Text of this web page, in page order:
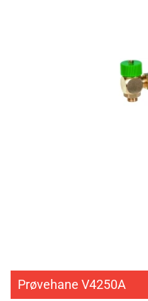
Prøvehane V4250A